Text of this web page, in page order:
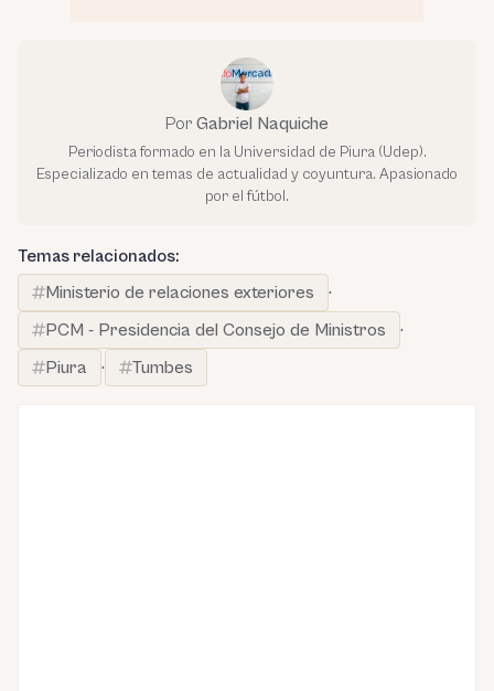
Por Gabriel Naquiche
Periodista formado en la Universidad de Piura (Udep).
Especializado en temas de actualidad y coyuntura. Apasionado
por el fútbol.
Temas relacionados:
Ministerio de relaciones exteriores
·
PCM - Presidencia del Consejo de Ministros
·
Piura
· Tumbes